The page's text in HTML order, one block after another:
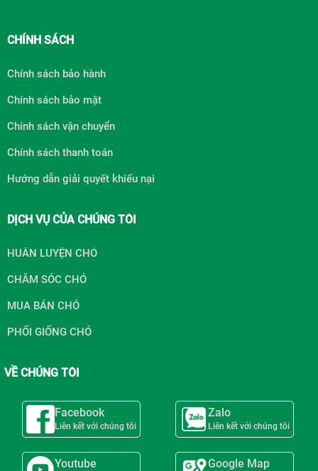
CHÍNH SÁCH
Chính sách bảo hành
Chính sách bảo mật
Chính sách vận chuyển
Chính sách thanh toán
Hướng dẫn giải quyết khiếu nại
DỊCH VỤ CỦA CHÚNG TÔI
HUẤN LUYỆN CHÓ
CHĂM SÓC CHÓ
MUA BÁN CHÓ
PHỐI GIỐNG CHÓ
VỀ CHÚNG TÔI
Facebook
Liên kết với chúng tôi
Zalo
Liên kết với chúng tôi
Youtube Google Map